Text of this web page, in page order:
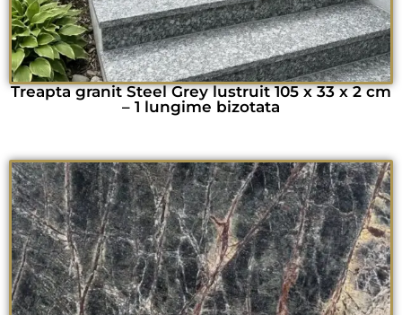
Treapta granit Steel Grey lustruit 105 x 33 x 2 cm
– 1 lungime bizotata